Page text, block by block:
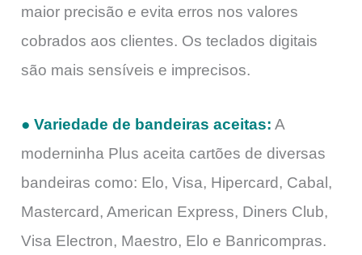
maior precisão e evita erros nos valores
cobrados aos clientes. Os teclados digitais
são mais sensíveis e imprecisos.
● Variedade de bandeiras aceitas: A
moderninha Plus aceita cartões de diversas
bandeiras como: Elo, Visa, Hipercard, Cabal,
Mastercard, American Express, Diners Club,
Visa Electron, Maestro, Elo e Banricompras.